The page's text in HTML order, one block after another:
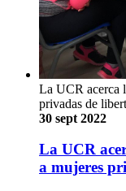
La UCR acerca
privadas de
30 sept 2022
La UCR
a mujeres